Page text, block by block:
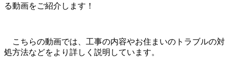
る動画をご紹介します！
こちらの動画では、工事の内容やお住まいのトラブルの対
処方法などをより詳しく説明しています。